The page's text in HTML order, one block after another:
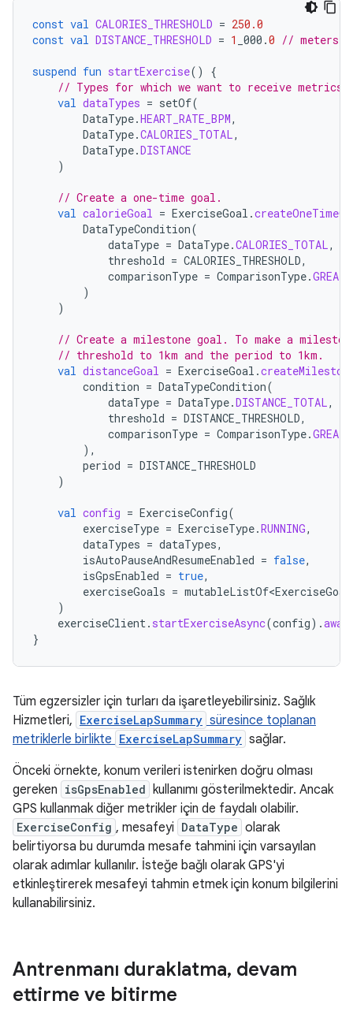
const val CALORIES_THRESHOLD = 250.0
const val DISTANCE_THRESHOLD = 1 _000 .0 // meters
suspend fun startExercise()
{
// Types for which we want to receive metrics.
val dataTypes = setOf(
DataType.HEART_RATE_BPM,
DataType.CALORIES_TOTAL,
DataType.DISTANCE
)
// Create a one-time goal.
val calorieGoal = ExerciseGoal .
DataTypeCondition(
dataType = DataType.CALORIES_TOTAL,
threshold = CALORIES_THRESHOLD,
comparisonType = ComparisonType.
)
)
// Create a milestone goal. To make a
// threshold to 1km and the period to 1km.
val distanceGoal = ExerciseGoal .
condition = DataTypeCondition(
dataType = DataType.DISTANCE_TOTAL,
threshold = DISTANCE_THRESHOLD,
comparisonType = ComparisonType.
),
period = DISTANCE_THRESHOLD
)
val config = ExerciseConfig(
exerciseType = ExerciseType.RUNNING,
dataTypes = dataTypes,
isAutoPauseAndResumeEnabled = false,
isGpsEnabled = true,
exerciseGoals =
)
exerciseClient. startExerciseAsync(config).
}
Tüm egzersizler için turları da işaretleyebilirsiniz. Sağlık
Hizmetleri, ExerciseLapSummary süresince toplanan
metriklerle birlikte ExerciseLapSummary sağlar.
Önceki örnekte, konum verileri istenirken doğru olması
gereken isGpsEnabled kullanımı gösterilmektedir. Ancak
GPS kullanmak diğer metrikler için de faydalı olabilir.
ExerciseConfig , mesafeyi DataType olarak
belirtiyorsa bu durumda mesafe tahmini için varsayılan
olarak adımlar kullanılır. İsteğe bağlı olarak GPS'yi
etkinleştirerek mesafeyi tahmin etmek için konum bilgilerini
kullanabilirsiniz.
Antrenmanı duraklatma, devam
ettirme ve bitirme